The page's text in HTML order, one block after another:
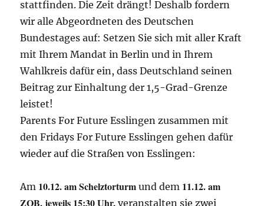
stattfinden. Die Zeit drängt! Deshalb fordern
wir alle Abgeordneten des Deutschen
Bundestages auf: Setzen Sie sich mit aller Kraft
mit Ihrem Mandat in Berlin und in Ihrem
Wahlkreis dafür ein, dass Deutschland seinen
Beitrag zur Einhaltung der 1,5-Grad-Grenze
leistet!
Parents For Future Esslingen zusammen mit
den Fridays For Future Esslingen gehen dafür
wieder auf die Straßen von Esslingen:
Am 10.12. am Schelztorturm und dem 11.12. am
ZOB, jeweils 15:30 Uhr, veranstalten sie zwei